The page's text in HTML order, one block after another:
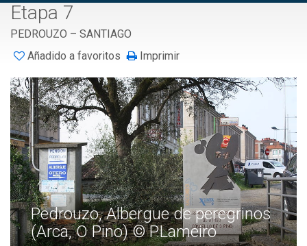
Etapa 7
PEDROUZO – SANTIAGO
Añadido a favoritos
Imprimir
Pedrouzo, Albergue de peregrinos
(Arca, O Pino) © P.Lameiro